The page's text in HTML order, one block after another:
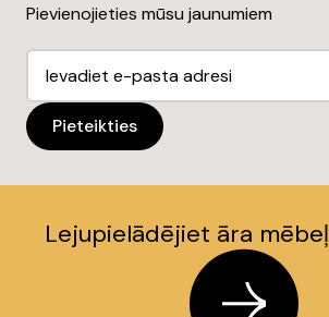
Pievienojieties mūsu jaunumiem
Lejupielādējiet āra